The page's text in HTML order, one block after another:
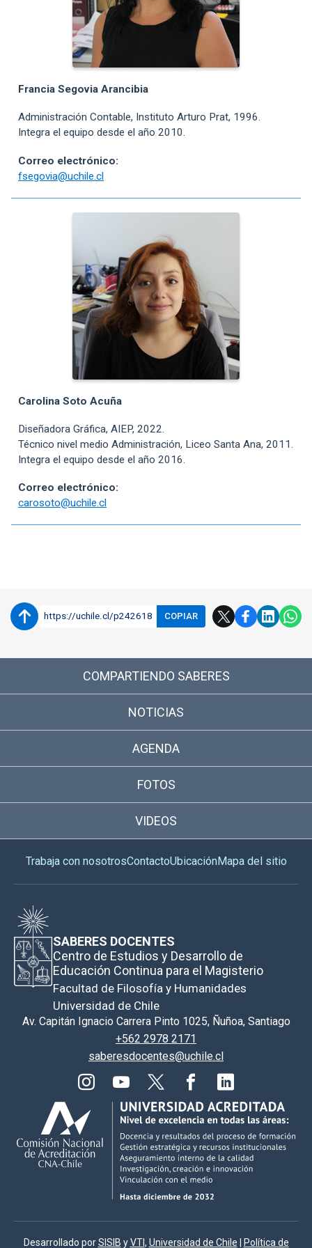
Francia Segovia Arancibia
Administración Contable, Instituto Arturo Prat, 1996.
Integra el equipo desde el año 2010.
Correo electrónico:
fsegovia@uchile.cl
Carolina Soto Acuña
Diseñadora Gráfica, AIEP, 2022.
Técnico nivel medio Administración, Liceo Santa Ana, 2011.
Integra el equipo desde el año 2016.
Correo electrónico:
carosoto@uchile.cl
https://uchile.cl/p242618 COPIAR
COMPARTIENDO SABERES
NOTICIAS
AGENDA
FOTOS
VIDEOS
Trabaja con nosotrosContactoUbicaciónMapa del sitio
SABERES DOCENTES
Centro de Estudios y Desarrollo de
Educación Continua para el Magisterio
Facultad de Filosofía y Humanidades
Universidad de Chile
Av. Capitán Ignacio Carrera Pinto 1025, Ñuñoa, Santiago
+562 2978 2171
saberesdocentes@uchile.cl
Desarrollado porSISIB yVTI, Universidad de Chile Política de